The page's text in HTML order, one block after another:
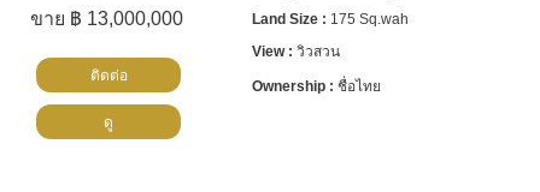
ขาย ฿ 13,000,000
175 Sq.wah
วิวสวน
ชื่อไทย
ติดต่อ
ดู